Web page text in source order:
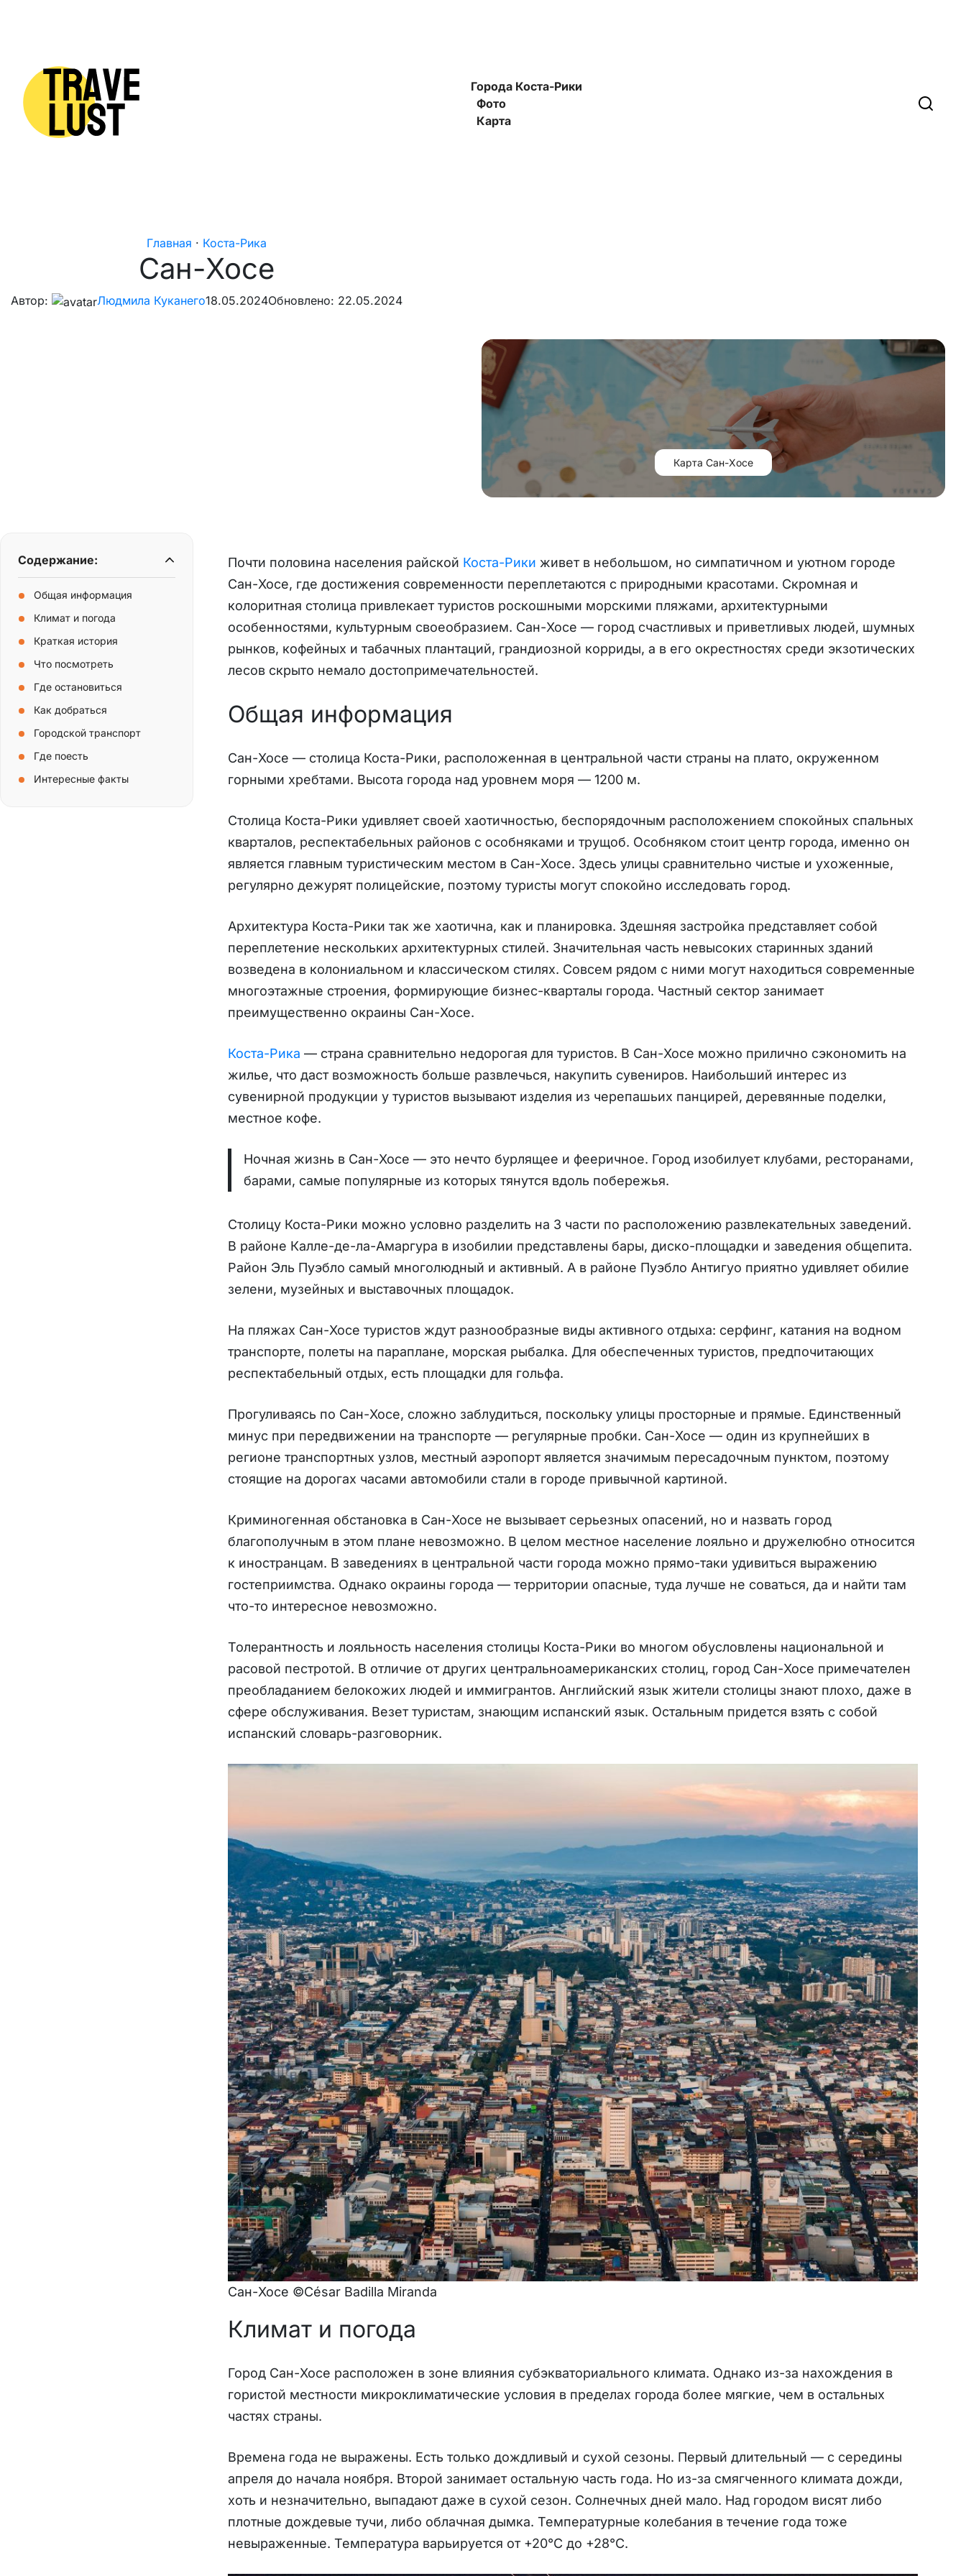
Города Коста-Рики
Фото
Карта
Главная · Коста-Рика
Сан-Хосе
Автор: Людмила Куканего18.05.2024Обновлено: 22.05.2024
Карта Сан-Хосе
Содержание:
Общая информация
Климат и погода
Краткая история
Что посмотреть
Где остановиться
Как добраться
Городской транспорт
Где поесть
Интересные факты
Почти половина населения райской Коста-Рики живет в небольшом, но симпатичном и уютном городе
Сан-Хосе, где достижения современности переплетаются с природными красотами. Скромная и
колоритная столица привлекает туристов роскошными морскими пляжами, архитектурными
особенностями, культурным своеобразием. Сан-Хосе — город счастливых и приветливых людей, шумных
рынков, кофейных и табачных плантаций, грандиозной корриды, а в его окрестностях среди экзотических
лесов скрыто немало достопримечательностей.
Общая информация
Сан-Хосе — столица Коста-Рики, расположенная в центральной части страны на плато, окруженном
горными хребтами. Высота города над уровнем моря — 1200 м.
Столица Коста-Рики удивляет своей хаотичностью, беспорядочным расположением спокойных спальных
кварталов, респектабельных районов с особняками и трущоб. Особняком стоит центр города, именно он
является главным туристическим местом в Сан-Хосе. Здесь улицы сравнительно чистые и ухоженные,
регулярно дежурят полицейские, поэтому туристы могут спокойно исследовать город.
Архитектура Коста-Рики так же хаотична, как и планировка. Здешняя застройка представляет собой
переплетение нескольких архитектурных стилей. Значительная часть невысоких старинных зданий
возведена в колониальном и классическом стилях. Совсем рядом с ними могут находиться современные
многоэтажные строения, формирующие бизнес-кварталы города. Частный сектор занимает
преимущественно окраины Сан-Хосе.
Коста-Рика — страна сравнительно недорогая для туристов. В Сан-Хосе можно прилично сэкономить на
жилье, что даст возможность больше развлечься, накупить сувениров. Наибольший интерес из
сувенирной продукции у туристов вызывают изделия из черепашьих панцирей, деревянные поделки,
местное кофе.
Ночная жизнь в Сан-Хосе — это нечто бурлящее и фееричное. Город изобилует клубами, ресторанами,
барами, самые популярные из которых тянутся вдоль побережья.
Столицу Коста-Рики можно условно разделить на 3 части по расположению развлекательных заведений.
В районе Калле-де-ла-Амаргура в изобилии представлены бары, диско-площадки и заведения общепита.
Район Эль Пуэбло самый многолюдный и активный. А в районе Пуэбло Антигуо приятно удивляет обилие
зелени, музейных и выставочных площадок.
На пляжах Сан-Хосе туристов ждут разнообразные виды активного отдыха: серфинг, катания на водном
транспорте, полеты на параплане, морская рыбалка. Для обеспеченных туристов, предпочитающих
респектабельный отдых, есть площадки для гольфа.
Прогуливаясь по Сан-Хосе, сложно заблудиться, поскольку улицы просторные и прямые. Единственный
минус при передвижении на транспорте — регулярные пробки. Сан-Хосе — один из крупнейших в
регионе транспортных узлов, местный аэропорт является значимым пересадочным пунктом, поэтому
стоящие на дорогах часами автомобили стали в городе привычной картиной.
Криминогенная обстановка в Сан-Хосе не вызывает серьезных опасений, но и назвать город
благополучным в этом плане невозможно. В целом местное население лояльно и дружелюбно относится
к иностранцам. В заведениях в центральной части города можно прямо-таки удивиться выражению
гостеприимства. Однако окраины города — территории опасные, туда лучше не соваться, да и найти там
что-то интересное невозможно.
Толерантность и лояльность населения столицы Коста-Рики во многом обусловлены национальной и
расовой пестротой. В отличие от других центральноамериканских столиц, город Сан-Хосе примечателен
преобладанием белокожих людей и иммигрантов. Английский язык жители столицы знают плохо, даже в
сфере обслуживания. Везет туристам, знающим испанский язык. Остальным придется взять с собой
испанский словарь-разговорник.
Сан-Хосе ©César Badilla Miranda
Климат и погода
Город Сан-Хосе расположен в зоне влияния субэкваториального климата. Однако из-за нахождения в
гористой местности микроклиматические условия в пределах города более мягкие, чем в остальных
частях страны.
Времена года не выражены. Есть только дождливый и сухой сезоны. Первый длительный — с середины
апреля до начала ноября. Второй занимает остальную часть года. Но из-за смягченного климата дожди,
хоть и незначительно, выпадают даже в сухой сезон. Солнечных дней мало. Над городом висят либо
плотные дождевые тучи, либо облачная дымка. Температурные колебания в течение года тоже
невыраженные. Температура варьируется от +20°C до +28°C.